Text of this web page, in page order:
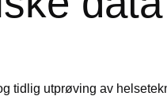
tidlig utprøving av